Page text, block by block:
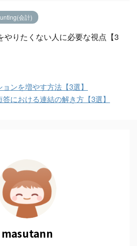
会計)
やりたくない人に必要な視点【3
ンを増やす方法【3選】
における連結の解き方【3選】
masutann